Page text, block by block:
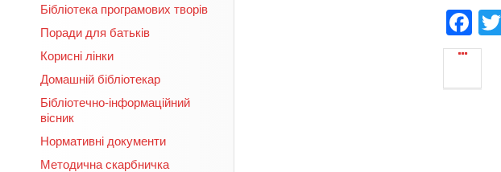
Бібліотека програмових творів
Поради для батьків
Корисні лінки
Домашній бібліотекар
Бібліотечно-інформаційний
вісник
Нормативні документи
Методична скарбничка
F
a